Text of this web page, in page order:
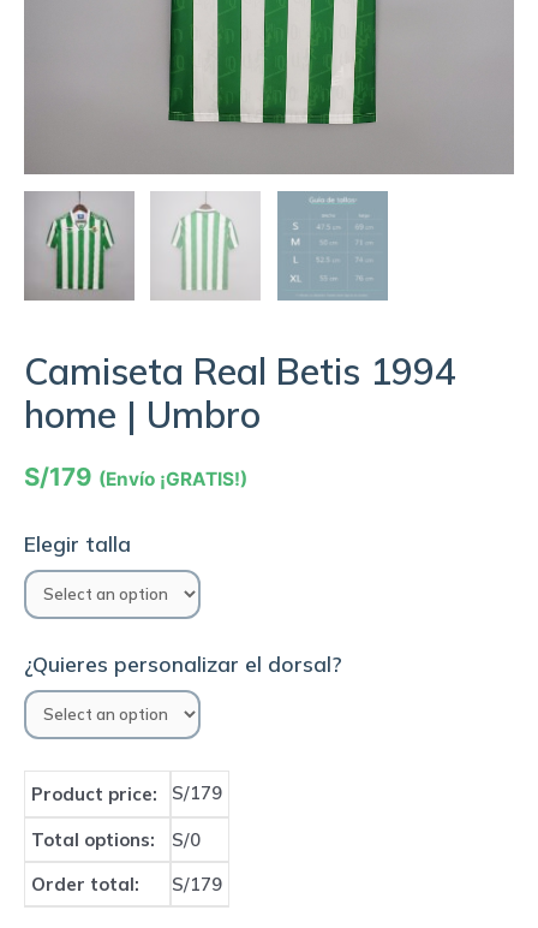
Camiseta Real Betis 1994
home | Umbro
S/179 (Envío ¡GRATIS!)
Elegir talla
¿Quieres personalizar el dorsal?
Product price: S/179
Total options:
S/0
Order total:
S/179